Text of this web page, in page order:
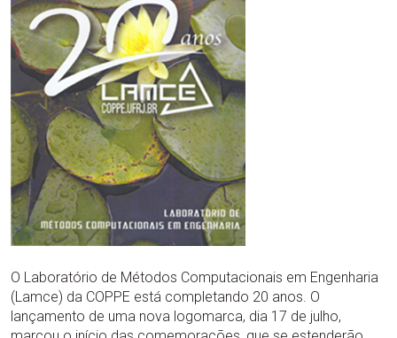
O Laboratório de Métodos Computacionais em Engenharia
(Lamce) da COPPE está completando 20 anos. O
lançamento de uma nova logomarca, dia 17 de julho,